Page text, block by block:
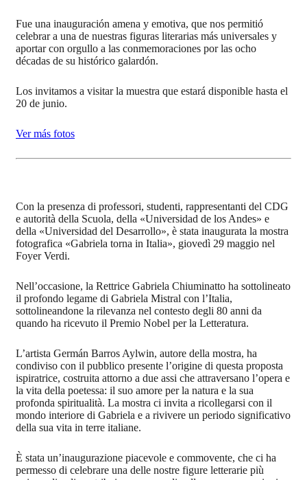
Fue una inauguración amena y emotiva, que nos permitió
celebrar a una de nuestras figuras literarias más universales y
aportar con orgullo a las conmemoraciones por las ocho
décadas de su histórico galardón.
Los invitamos a visitar la muestra que estará disponible hasta el
20 de junio.
Ver más fotos
Con la presenza di professori, studenti, rappresentanti del CDG
e autorità della Scuola, della «Universidad de los Andes» e
della «Universidad del Desarrollo», è stata inaugurata la mostra
fotografica «Gabriela torna in Italia», giovedì 29 maggio nel
Foyer Verdi.
Nell’occasione, la Rettrice Gabriela Chiuminatto ha sottolineato
il profondo legame di Gabriela Mistral con l’Italia,
sottolineandone la rilevanza nel contesto degli 80 anni da
quando ha ricevuto il Premio Nobel per la Letteratura.
L’artista Germán Barros Aylwin, autore della mostra, ha
condiviso con il pubblico presente l’origine di questa proposta
ispiratrice, costruita attorno a due assi che attraversano l’opera e
la vita della poetessa: il suo amore per la natura e la sua
profonda spiritualità. La mostra ci invita a ricollegarsi con il
mondo interiore di Gabriela e a rivivere un periodo significativo
della sua vita in terre italiane.
È stata un’inaugurazione piacevole e commovente, che ci ha
permesso di celebrare una delle nostre figure letterarie più